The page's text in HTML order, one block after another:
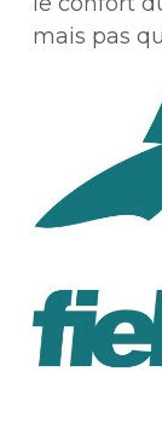
mais pas